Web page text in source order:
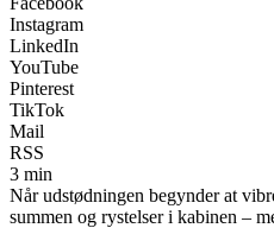
Instagram
LinkedIn
YouTube
Pinterest
TikTok
Mail
RSS
3 min
Når udstødningen begynder at
summen og rystelser i kabinen –